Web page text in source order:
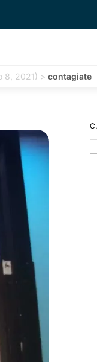
8, 2021) > contagiate